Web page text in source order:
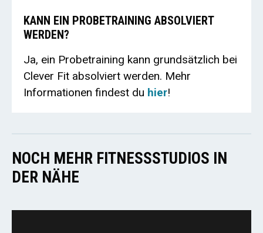
KANN EIN PROBETRAINING ABSOLVIERT
WERDEN?
Ja, ein Probetraining kann grundsätzlich bei
Clever Fit absolviert werden. Mehr
Informationen findest du hier!
NOCH MEHR FITNESSSTUDIOS IN
DER NÄHE